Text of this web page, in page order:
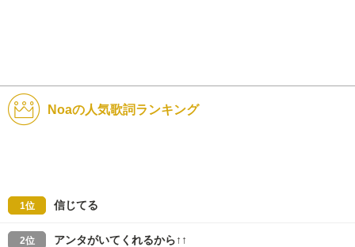
Noaの人気歌詞ランキング
1位 信じてる
2位 アンタがいてくれるから↑↑